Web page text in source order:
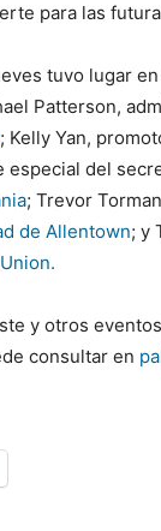
para las
tuvo lugar
Patterson,
; Kelly Yan,
especial del
; Trevor
de Allentown; y
y otros
consultar en